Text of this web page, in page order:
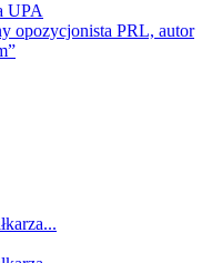
UPA
opozycjonista PRL, autor